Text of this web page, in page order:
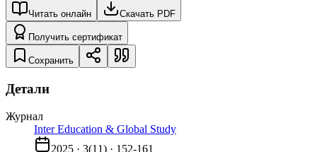
Читать онлайн Скачать PDF
Получить сертификат
Сохранить
Детали
Журнал
Inter Education & Global Study
2025 · 3(11) · 152-161